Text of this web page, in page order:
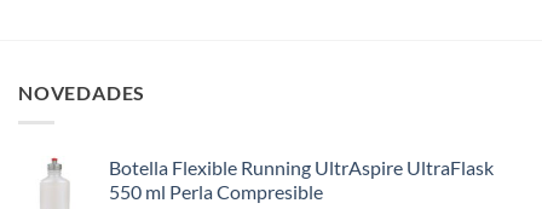
NOVEDADES
Botella Flexible Running UltrAspire UltraFlask
550 ml Perla Compresible